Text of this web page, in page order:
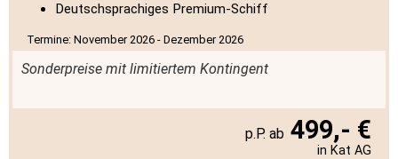
Deutschsprachiges Premium-Schiff
Termine: November 2026 - Dezember 2026
Sonderpreise mit limitiertem Kontingent
499,- €
in Kat AG